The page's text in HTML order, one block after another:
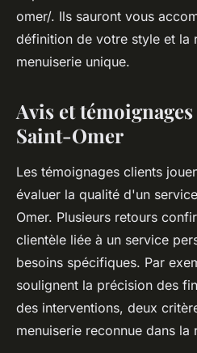
omer/. Ils sauront vous
définition de votre style et la
menuiserie unique.
Avis et
Saint-Omer
Les témoignages clients
évaluer la qualité d'un
Omer. Plusieurs retours
clientèle liée à un service
besoins spécifiques. Par
soulignent la précision des
des interventions, deux
menuiserie reconnue dans la